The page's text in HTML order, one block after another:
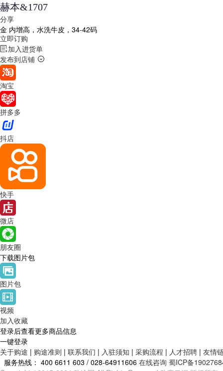
赫本&1707
分享
金 内增高，水洗牛皮，34-42码
立即订购
加入进货单
发布到店铺
淘宝
拼多多
抖店
快手
微店
朋友圈
下载图片包
图片包
视频
加入收藏
登录后查看更多商品信息
一键登录
关于购途 | 购途准则 | 联系我们 | 入驻须知 | 采购流程 | 人才招聘 | 友情
服务热线： 400 6611 603 / 028-64911606 在线咨询 蜀ICP备